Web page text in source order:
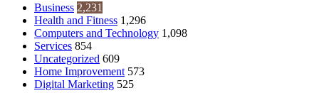
Business 2,231
Health and Fitness 1,296
Computers and Technology 1,098
Services 854
Uncategorized 609
Home Improvement 573
Digital Marketing 525